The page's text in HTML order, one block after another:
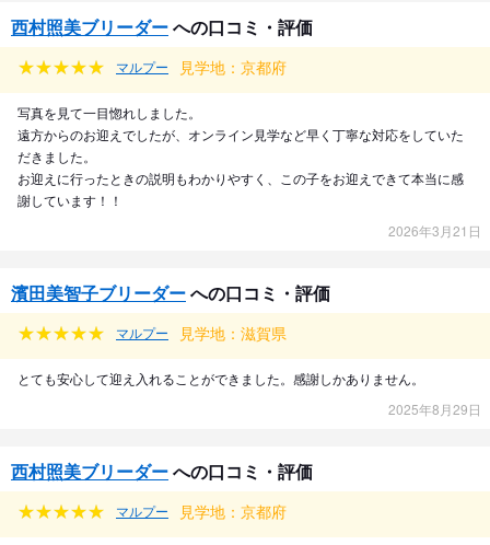
西村照美ブリーダーへの口コミ・評価
マルプー 見学地：京都府
写真を見て一目惚れしました。
遠方からのお迎えでしたが、オンライン見学など早く丁寧な対応をしていた
だきました。
お迎えに行ったときの説明もわかりやすく、この子をお迎えできて本当に感
謝しています！！
2026年3月21日
濱田美智子ブリーダーへの口コミ・評価
マルプー 見学地：滋賀県
とても安心して迎え入れることができました。感謝しかありません。
2025年8月29日
西村照美ブリーダーへの口コミ・評価
マルプー 見学地：京都府